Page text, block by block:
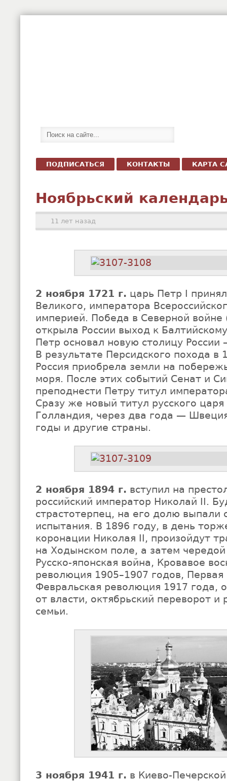
ПОДПИСАТЬСЯ КОНТАКТЫ КАРТА
Ноябрьский
11 лет назад
2 ноября 1721 г. царь Петр I
Великого, императора
империей. Победа в Северной войне
открыла России выход к
Петр основал новую столицу России
В результате Персидского похода в
Россия приобрела земли на
моря. После этих событий Сенат и
преподнести Петру титул
Сразу же новый титул русского
Голландия, через два года —
годы и другие страны.
2 ноября 1894 г. вступил на
российский император Николай II.
страстотерпец, на его долю выпали
испытания. В 1896 году, в день
коронации Николая II, произойдут
на Ходынском поле, а затем
Русско-японская война, Кровавое
революция 1905–1907 годов,
Февральская революция 1917 года,
от власти, октябрьский переворот и
семьи.
3 ноября 1941 г. в Киево-